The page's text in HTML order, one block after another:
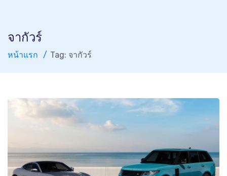
จากัวร์
หน้าแรก Tag: จากัวร์